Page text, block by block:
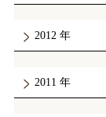
2012
2011